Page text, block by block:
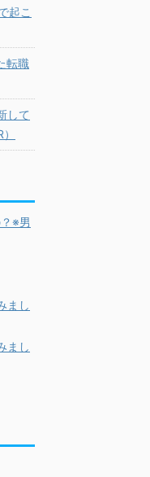
起こ
転職
して
※男
まし
まし